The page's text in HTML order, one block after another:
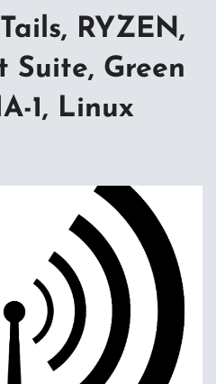
RYZEN,
Suite, Green
1, Linux